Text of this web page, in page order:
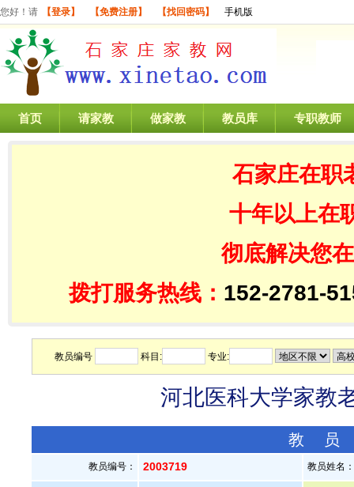
您好！请 【登录】 【免费注册】 【找回密码】 手机版
首页 请家教 做家教 教员库 专职教师
石家庄在职
十年以上在
彻底解决您
拨打服务热线： 152-2781-
教员编号 科目: 专业:
河北医科大学家教
教
教员编号： 2003719 教员姓名